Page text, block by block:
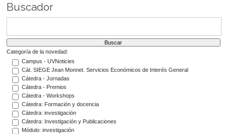
Buscador
Categoría de la novedad:
Campus - UVNoticies
Cát. SIEGE Jean Monnet. Servicios Económicos de Interés General
Cátedra - Jornadas
Cátedra - Premios
Cátedra - Workshops
Cátedra: Formación y docencia
Cátedra: investigación
Cátedra: Investigación y Publicaciones
Módulo: investigación